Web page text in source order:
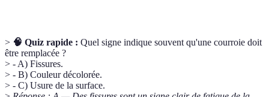
> 🧠 Quiz rapide : Quel signe indique souvent qu'une courroie doit
être remplacée ?
> - A) Fissures.
> - B) Couleur décolorée.
> - C) Usure de la surface.